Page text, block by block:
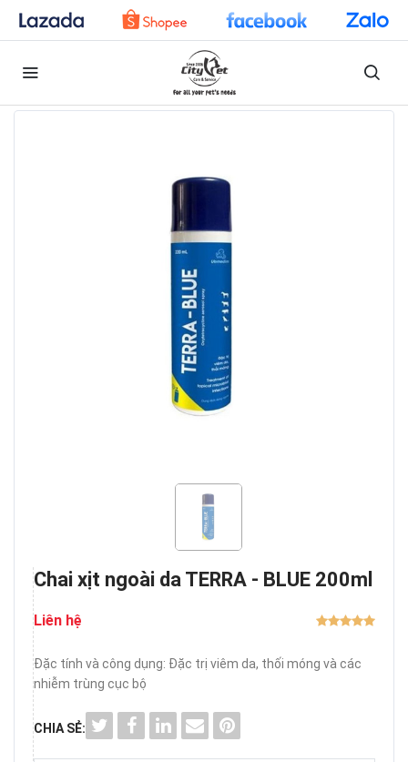
Chai xịt ngoài da TERRA - BLUE 200ml
Liên hệ
Đặc tính và công dụng: Đặc trị viêm da, thối móng và các
nhiễm trùng cục bộ
CHIA SẺ: